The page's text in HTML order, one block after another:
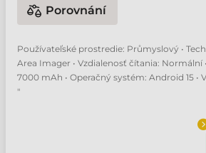
Porovnání
Používateľské prostredie: Průmyslový •
Area Imager • Vzdialenosť čítania: Normální
7000 mAh • Operačný systém: Android 15 •
"